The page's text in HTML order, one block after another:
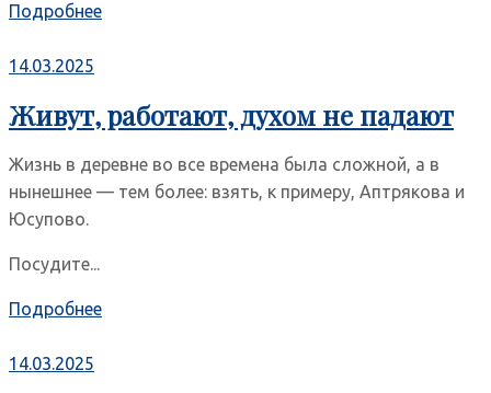
Подробнее
14.03.2025
Живут, работают, духом не падают
Жизнь в деревне во все времена была сложной, а в
нынешнее — тем более: взять, к примеру, Аптрякова и
Юсупово.
Посудите...
Подробнее
14.03.2025